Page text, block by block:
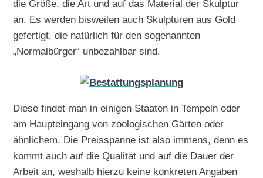
die Größe, die Art und auf das Material der Skulptur
an. Es werden bisweilen auch Skulpturen aus Gold
gefertigt, die natürlich für den sogenannten
„Normalbürger“ unbezahlbar sind.
Diese findet man in einigen Staaten in Tempeln oder
am Haupteingang von zoologischen Gärten oder
ähnlichem. Die Preisspanne ist also immens, denn es
kommt auch auf die Qualität und auf die Dauer der
Arbeit an, weshalb hierzu keine konkreten Angaben